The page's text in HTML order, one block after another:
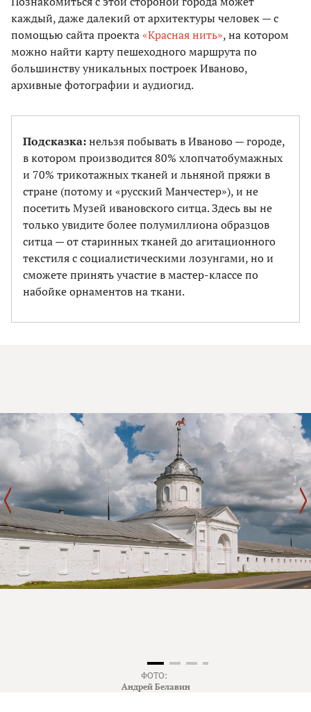
каждый, даже далекий от архитектуры человек — с
помощью сайта проекта«Красная нить», на котором
можно найти карту пешеходного маршрута по
большинству уникальных построек Иваново,
архивные фотографии и аудиогид.
Подсказка:нельзя побывать в Иваново — городе,
в котором производится 80% хлопчатобумажных
и 70% трикотажных тканей и льняной пряжи в
стране (потому и «русский Манчестер»), и не
посетить Музей ивановского ситца. Здесь вы не
только увидите более полумиллиона образцов
ситца — от старинных тканей до агитационного
текстиля с социалистическими лозунгами, но и
сможете принять участие в мастер-классе по
набойке орнаментов на ткани.
ФОТО:
Андрей Белавин